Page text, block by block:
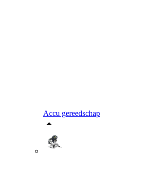
Accu gereedschap